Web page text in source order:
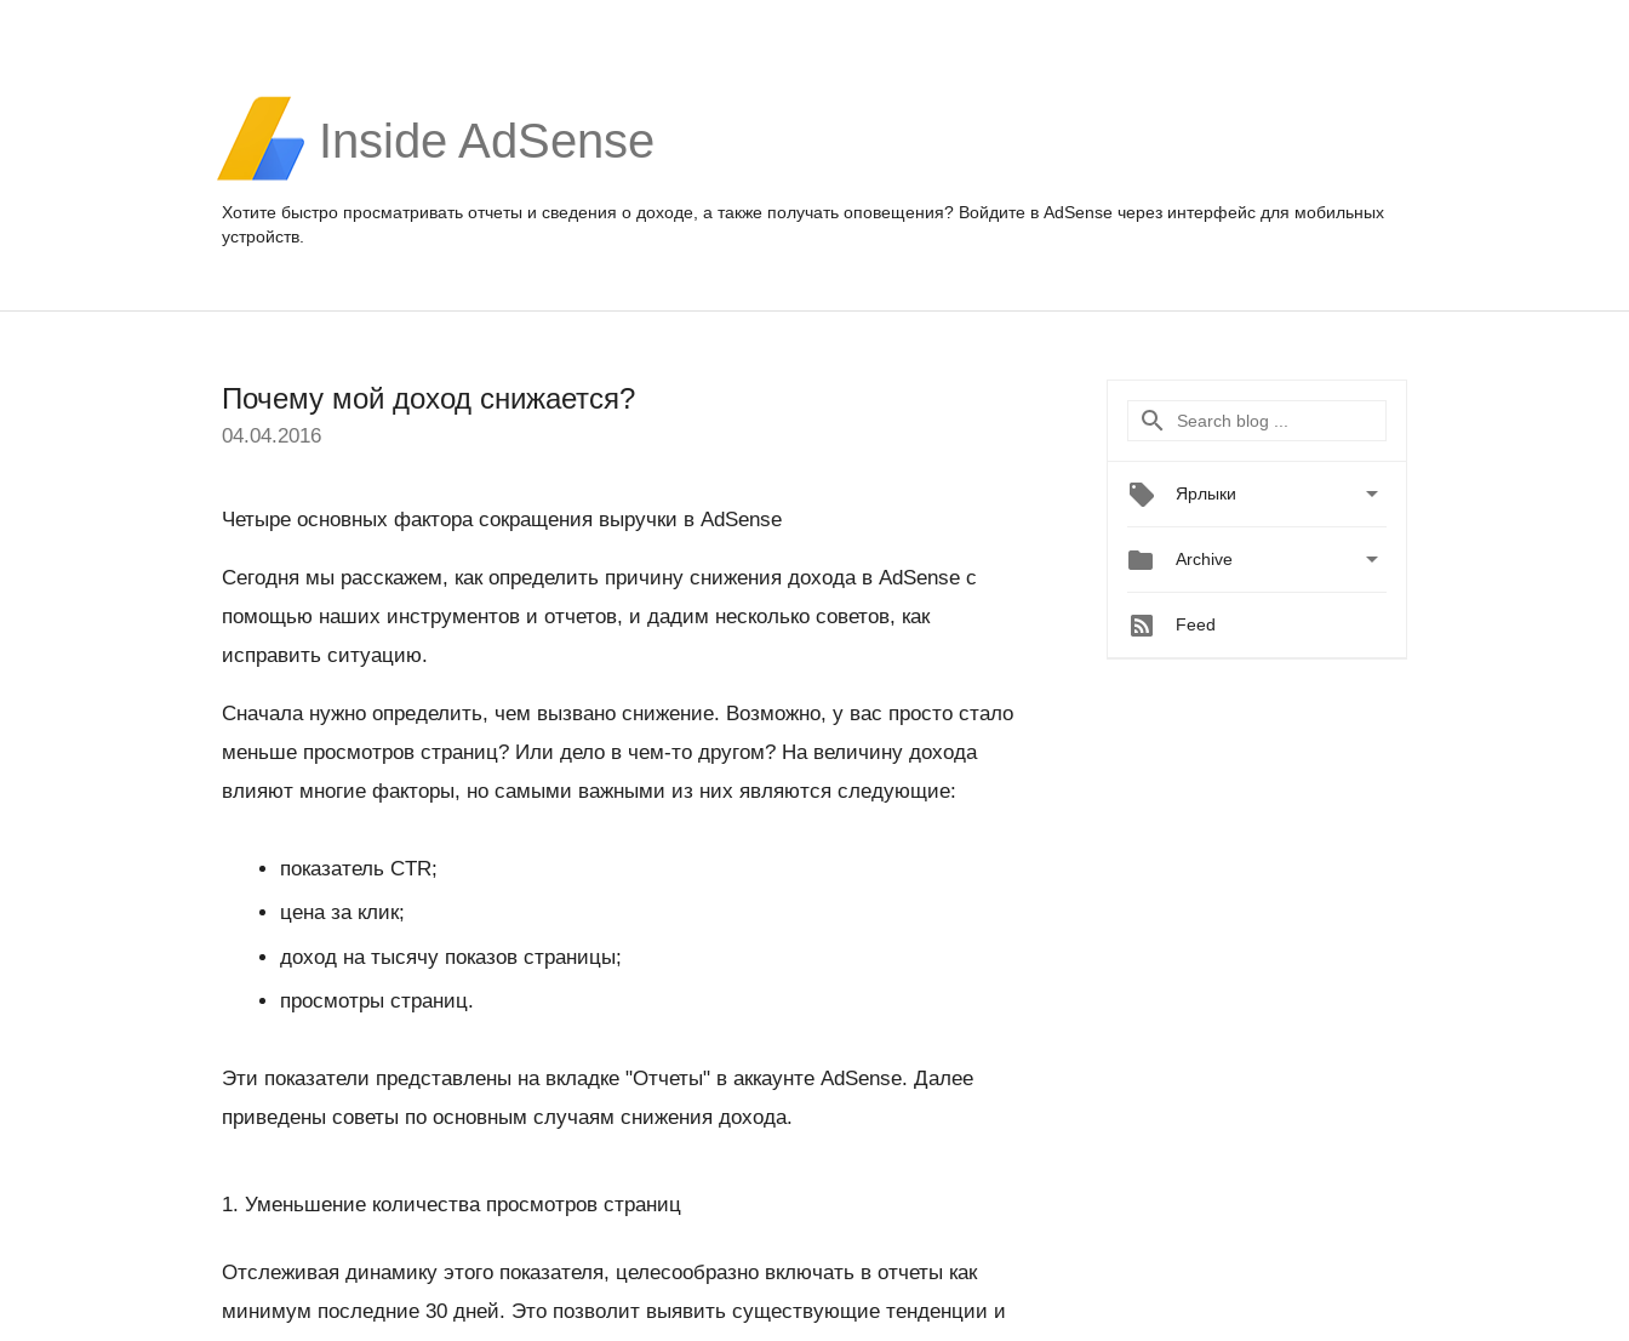
Inside AdSense
Хотите быстро просматривать отчеты и сведения о доходе, а также получать оповещения? Войдите в AdSense через интерфейс для мобильных
устройств.
Почему мой доход снижается?
04.04.2016
Четыре основных фактора сокращения выручки в AdSense
Сегодня мы расскажем, как определить причину снижения дохода в AdSense с
помощью наших инструментов и отчетов, и дадим несколько советов, как
исправить ситуацию.
Сначала нужно определить, чем вызвано снижение. Возможно, у вас просто стало
меньше просмотров страниц? Или дело в чем-то другом? На величину дохода
влияют многие факторы, но самыми важными из них являются следующие:
показатель CTR;
цена за клик;
доход на тысячу показов страницы;
просмотры страниц.
Эти показатели представлены на вкладке "Отчеты" в аккаунте AdSense. Далее
приведены советы по основным случаям снижения дохода.
1. Уменьшение количества просмотров страниц
Отслеживая динамику этого показателя, целесообразно включать в отчеты как
минимум последние 30 дней. Это позволит выявить существующие тенденции и
Ярлыки 
 Archive 
Feed